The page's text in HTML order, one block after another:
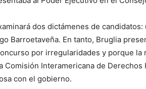
dos dictámenes de
Barroetaveña. En tanto, Bruglia
por irregularidades y porque
Comisión Interamericana de
con el gobierno.